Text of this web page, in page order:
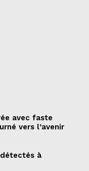
avec faste
vers l’avenir
à